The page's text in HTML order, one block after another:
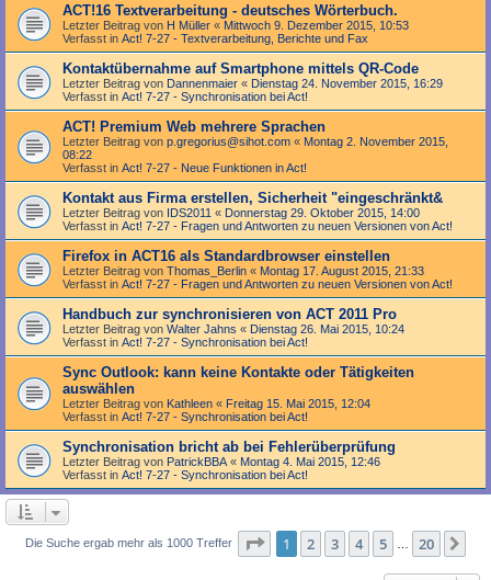
ACT!16 Textverarbeitung - deutsches Wörterbuch.
Letzter Beitrag von H Müller « Mittwoch 9. Dezember 2015, 10:53
Verfasst in Act! 7-27 - Text­­ver­arbei­tung, Berichte und Fax
Kontaktübernahme auf Smartphone mittels QR-Code
Letzter Beitrag von Dannenmaier « Dienstag 24. November 2015, 16:29
Verfasst in Act! 7-27 - Synchronisation bei Act!
ACT! Premium Web mehrere Sprachen
Letzter Beitrag von p.gregorius@sihot.com « Montag 2. November 2015,
08:22
Verfasst in Act! 7-27 - Neue Funktionen in Act!
Kontakt aus Firma erstellen, Sicherheit "eingeschränkt&
Letzter Beitrag von IDS2011 « Donnerstag 29. Oktober 2015, 14:00
Verfasst in Act! 7-27 - Fragen und Antworten zu neuen Versionen von Act!
Firefox in ACT16 als Standardbrowser einstellen
Letzter Beitrag von Thomas_Berlin « Montag 17. August 2015, 21:33
Verfasst in Act! 7-27 - Fragen und Antworten zu neuen Versionen von Act!
Handbuch zur synchronisieren von ACT 2011 Pro
Letzter Beitrag von Walter Jahns « Dienstag 26. Mai 2015, 10:24
Verfasst in Act! 7-27 - Synchronisation bei Act!
Sync Outlook: kann keine Kontakte oder Tätigkeiten
auswählen
Letzter Beitrag von Kathleen « Freitag 15. Mai 2015, 12:04
Verfasst in Act! 7-27 - Synchronisation bei Act!
Synchronisation bricht ab bei Fehlerüberprüfung
Letzter Beitrag von PatrickBBA « Montag 4. Mai 2015, 12:46
Verfasst in Act! 7-27 - Synchronisation bei Act!
Die Suche ergab mehr als 1000 Treffer Seite 1von 20
1 2 3 4 5 20